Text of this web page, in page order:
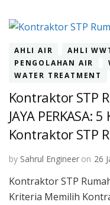
AHLI AIR AHLI
PENGOLAHAN AIR
WATER TREATMENT
Kontraktor STP
JAYA PERKASA:
Kontraktor STP
by Sahrul Engineer on 26
Kontraktor STP Rumah
Kriteria Memilih